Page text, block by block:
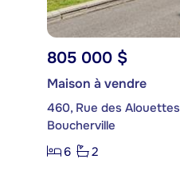
805 000 $
Maison à vendre
460, Rue des Alouettes
Boucherville
6
2